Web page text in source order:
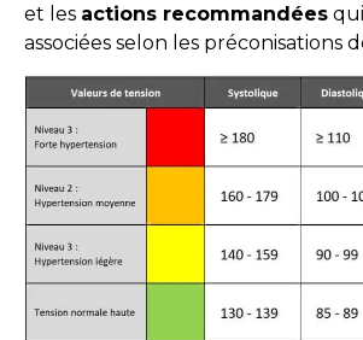
et les actions recommandées
associées selon les préconisations